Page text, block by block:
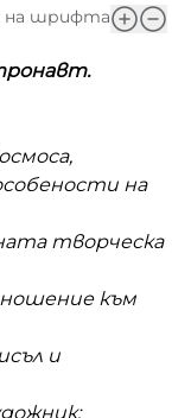
на шрифта
на
творческа
към
и